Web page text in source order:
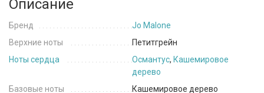
Описание
Бренд
Jo Malone
Верхние ноты
Петитгрейн
Ноты сердца
Османтус, Кашемировое
дерево
Базовые ноты
Кашемировое дерево